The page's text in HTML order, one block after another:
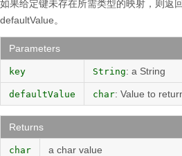
如果给定键未存在所需类型的映射，则返
defaultValue。
Parameters
key String: a String
defaultValue char: Value to
Returns
char a char value